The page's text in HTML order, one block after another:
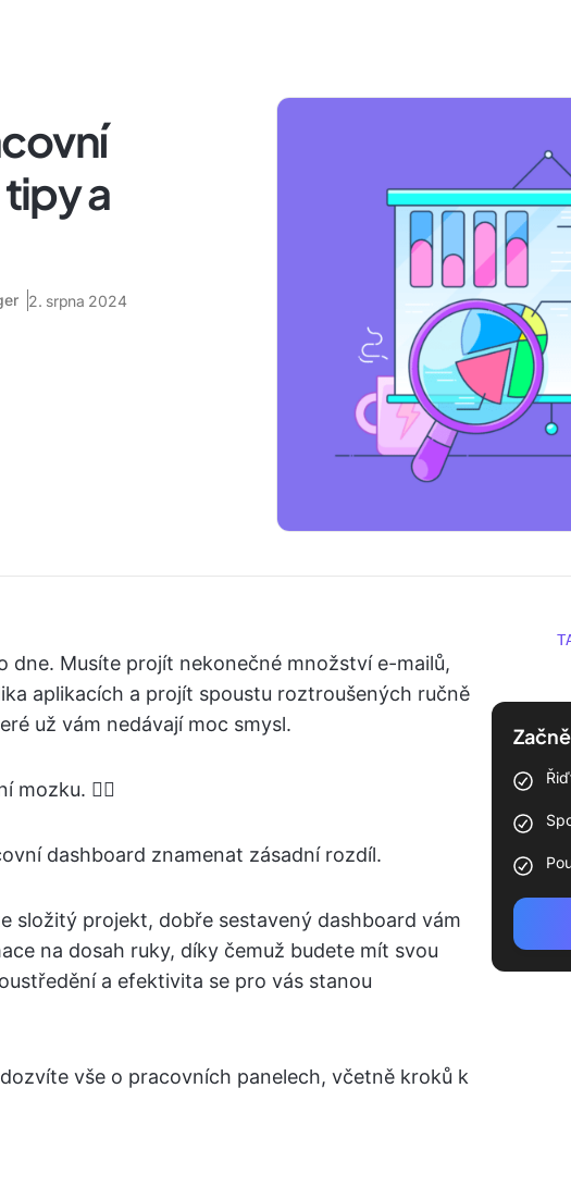
a
2. srpna 2024
dne. Musíte projít nekonečné množství e-mailů,
aplikacích a projít spoustu roztroušených ručně
už vám nedávají moc smysl.
mozku. 😶‍🌫️
dashboard znamenat zásadní rozdíl.
složitý projekt, dobře sestavený dashboard vám
na dosah ruky, díky čemuž budete mít svou
a efektivita se pro vás stanou
vše o pracovních panelech, včetně kroků k